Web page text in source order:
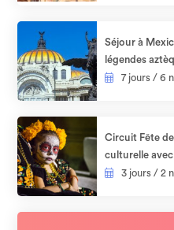
Séjour à
légendes
7 jours / 6
Circuit Fête
culturelle
3 jours / 2